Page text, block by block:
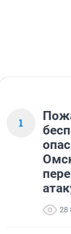
1
28